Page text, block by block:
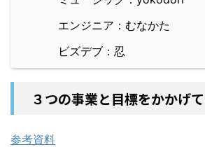
エンジニア：むなかた
ビズデブ：忍
３つの事業と目標をかかげ
参考資料